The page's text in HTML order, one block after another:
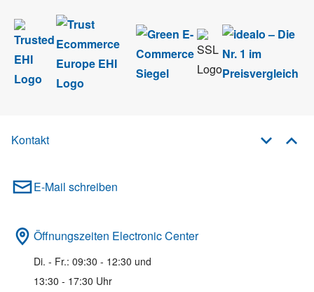
Kontakt
E-Mail schreiben
Öffnungszeiten Electronic Center
Di. - Fr.: 09:30 - 12:30 und
13:30 - 17:30 Uhr